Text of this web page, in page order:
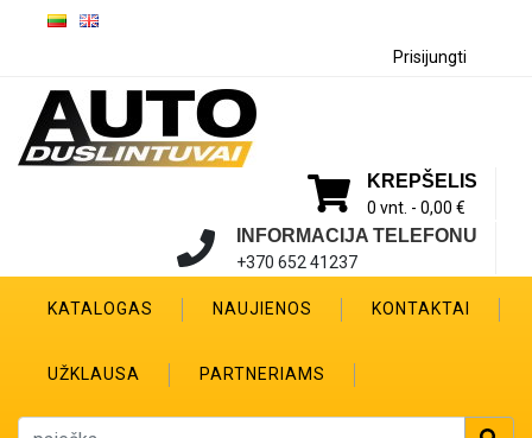
Prisijungti
KREPŠELIS
0 vnt. - 0,00 €
INFORMACIJA TELEFONU
+370 652 41237
KATALOGAS NAUJIENOS KONTAKTAI
UŽKLAUSA PARTNERIAMS